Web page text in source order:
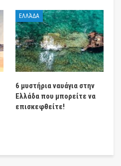
ΕΛΛΆΔΑ
6 μυστήρια ναυάγια στην
Ελλάδα που μπορείτε να
επισκεφθείτε!